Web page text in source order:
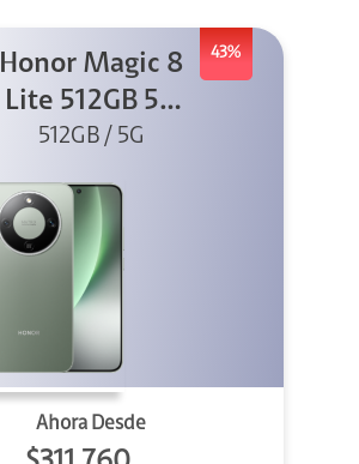
43%
Honor Magic 8
Lite 512GB 5G
Verde
512GB / 5G
Ahora Desde